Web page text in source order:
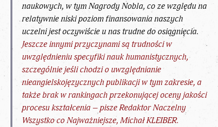
naukowych, w tym Nagrody Nobla, co ze względu na
relatywnie niski poziom finansowania naszych
uczelni jest oczywiście u nas trudne do osiągnięcia.
Jeszcze innymi przyczynami są trudności w
uwzględnieniu specyfiki nauk humanistycznych,
szczególnie jeśli chodzi o uwzględnianie
nieangielskojęzycznych publikacji w tym zakresie, a
także brak w rankingach przekonującej oceny jakości
procesu kształcenia – pisze Redaktor Naczelny
Wszystko co Najważniejsze, Michał KLEIBER.